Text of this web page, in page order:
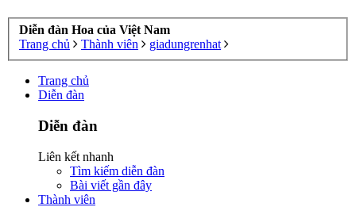
Diễn đàn Hoa của Việt Nam
Trang chủ
Thành viên giadungrenhat
Trang chủ
Diễn đàn
Diễn đàn
Liên kết nhanh
Tìm kiếm diễn đàn
Bài viết gần đây
Thành viên